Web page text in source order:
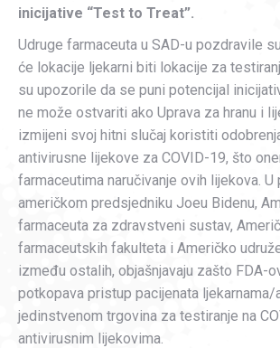
inicijative “Test to Treat”.
Udruge farmaceuta u SAD-u pozdravile
će lokacije ljekarni biti lokacije za
su upozorile da se puni potencijal
ne može ostvariti ako Uprava za hranu i
izmijeni svoj hitni slučaj koristiti
antivirusne lijekove za COVID-19, što
farmaceutima naručivanje ovih lijekova. U
američkom predsjedniku Joeu Bidenu,
farmaceuta za zdravstveni sustav,
farmaceutskih fakulteta i Američko
između ostalih, objašnjavaju zašto FDA-
potkopava pristup pacijenata ljekarnama/
jedinstvenom trgovina za testiranje na
antivirusnim lijekovima.